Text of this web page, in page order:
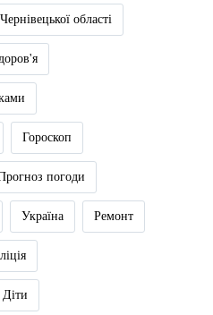
області
Гороскоп
погоди
Україна Ремонт
Діти